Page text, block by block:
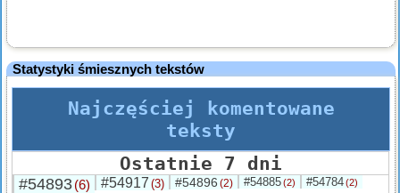
Statystyki śmiesznych tekstów
Najczęściej komentowane
teksty
Ostatnie 7 dni
#54893(6) #54917 (3) #54896 (2) #54885(2) #54784(2)